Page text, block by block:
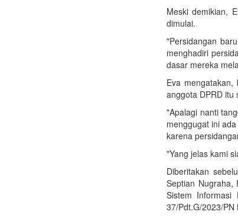
Meski demikian,
dimulai.
"Persidangan
menghadiri
dasar mereka
Eva
anggota DPRD itu
"Apalagi nanti
menggugat ini
karena
"Yang jelas kami
Diberitakan
Septian Nugraha,
Sistem Informasi
37/Pdt.G/2023/PN